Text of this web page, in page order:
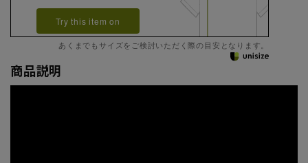
Try this item on
あくまでもサイズをご検討いただく際の目安となります。
商品説明